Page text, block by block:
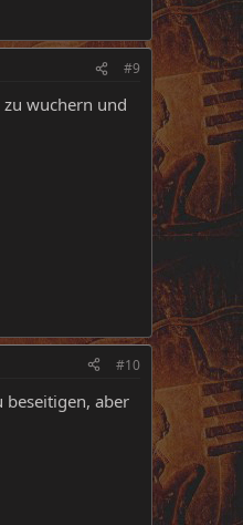
#9
wuchern und
#10
beseitigen, aber